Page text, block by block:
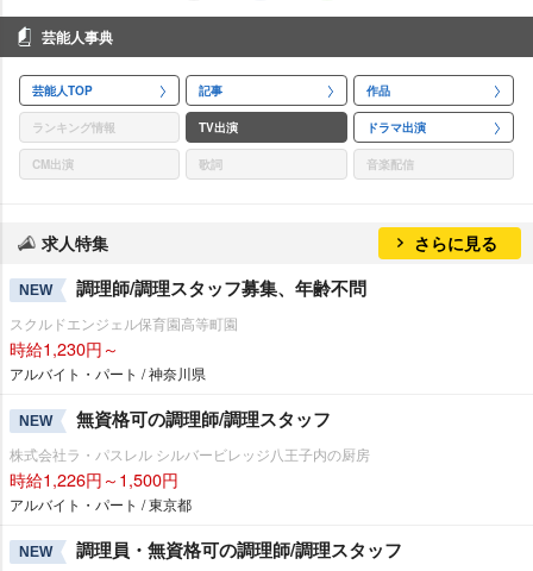
芸能人事典
芸能人TOP 記事 作品
ランキング情報 TV出演 ドラマ出演
CM出演 歌詞 音楽配信
求人特集 さらに見る
NEW 調理師/調理スタッフ募集、年齢不問
スクルドエンジェル保育園高等町園
時給1,230円～
アルバイト・パート / 神奈川県
NEW 無資格可の調理師/調理スタッフ
株式会社ラ・パスレル シルバービレッジ八王子内の厨房
時給1,226円～1,500円
アルバイト・パート / 東京都
NEW 調理員・無資格可の調理師/調理スタッフ